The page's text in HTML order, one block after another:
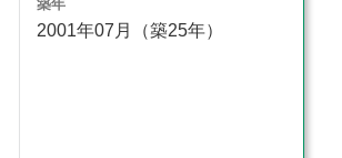
築年
2001年07月（築25年）